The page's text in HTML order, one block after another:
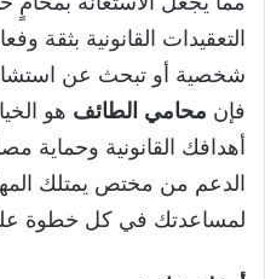
التعقيدات القانونية بثقة
شخصية أو تبحث عن
فإن محامي الطائف هو
أهدافك القانونية وحماية
الدعم من مختص يمتلك
لمساعدتك في كل خطوة